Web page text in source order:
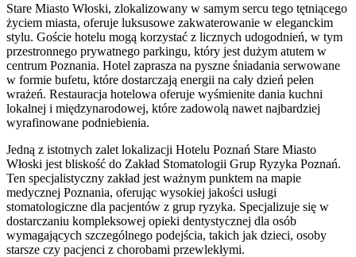
Stare Miasto Włoski, zlokalizowany w samym sercu tego tętniącego
życiem miasta, oferuje luksusowe zakwaterowanie w eleganckim
stylu. Goście hotelu mogą korzystać z licznych udogodnień, w tym
przestronnego prywatnego parkingu, który jest dużym atutem w
centrum Poznania. Hotel zaprasza na pyszne śniadania serwowane
w formie bufetu, które dostarczają energii na cały dzień pełen
wrażeń. Restauracja hotelowa oferuje wyśmienite dania kuchni
lokalnej i międzynarodowej, które zadowolą nawet najbardziej
wyrafinowane podniebienia.
Jedną z istotnych zalet lokalizacji Hotelu Poznań Stare Miasto
Włoski jest bliskość do Zakład Stomatologii Grup Ryzyka Poznań.
Ten specjalistyczny zakład jest ważnym punktem na mapie
medycznej Poznania, oferując wysokiej jakości usługi
stomatologiczne dla pacjentów z grup ryzyka. Specjalizuje się w
dostarczaniu kompleksowej opieki dentystycznej dla osób
wymagających szczególnego podejścia, takich jak dzieci, osoby
starsze czy pacjenci z chorobami przewlekłymi.